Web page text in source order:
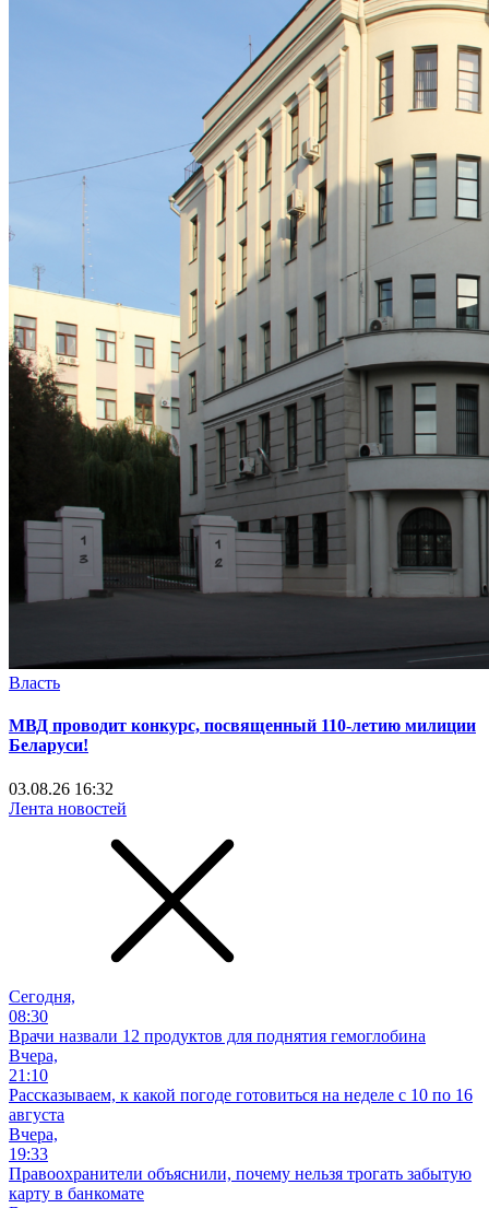
Власть
МВД проводит конкурс, посвященный 110-летию милиции
Беларуси!
03.08.26 16:32
Лента новостей
Сегодня,
08:30
Врачи назвали 12 продуктов для поднятия гемоглобина
Вчера,
21:10
Рассказываем, к какой погоде готовиться на неделе с 10 по 16
августа
Вчера,
19:33
Правоохранители объяснили, почему нельзя трогать забытую
карту в банкомате